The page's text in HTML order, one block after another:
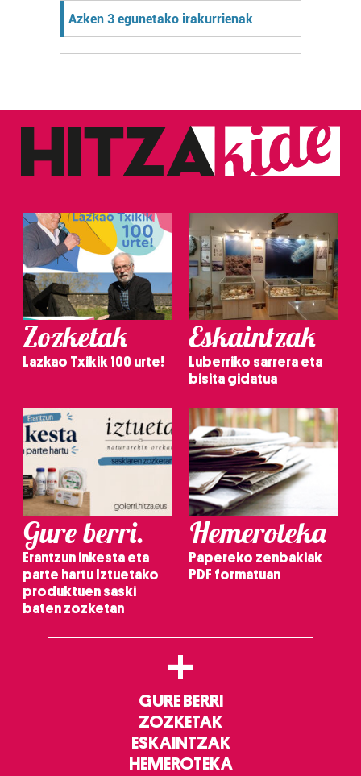
Azken 3 egunetako irakurrienak
Zozketak
Lazkao Txikik 100 urte!
Eskaintzak
Luberriko sarrera eta
bisita gidatua
Gure berri.
Erantzun inkesta eta
parte hartu Iztuetako
produktuen saski
baten zozketan
Hemeroteka
Papereko zenbakiak
PDF formatuan
+
GURE BERRI
ZOZKETAK
ESKAINTZAK
HEMEROTEKA